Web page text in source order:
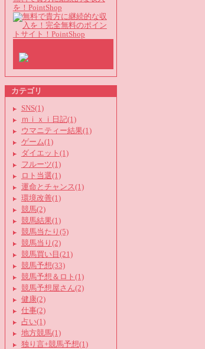
を！PointShop
カテゴリ
SNS(1)
ｍｉｘｉ日記(1)
ウマニティー結果(1)
ゲーム(1)
ダイエット(1)
フルーツ(1)
ロト当選(1)
運命とチャンス(1)
環境改善(1)
競馬(2)
競馬結果(1)
競馬当たり(5)
競馬当り(2)
競馬買い目(21)
競馬予想(33)
競馬予想＆ロト(1)
競馬予想屋さん(2)
健康(2)
仕事(2)
占い(1)
地方競馬(1)
独り言+競馬予想(1)